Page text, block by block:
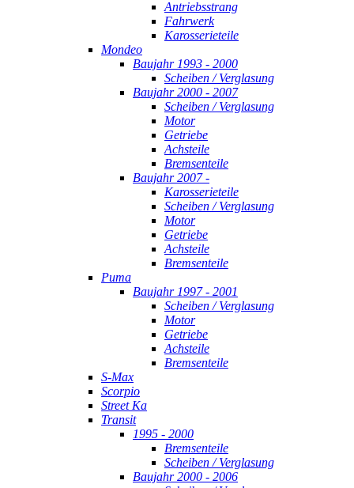
Antriebsstrang
Fahrwerk
Karosserieteile
Mondeo
Baujahr 1993 - 2000
Scheiben / Verglasung
Baujahr 2000 - 2007
Scheiben / Verglasung
Motor
Getriebe
Achsteile
Bremsenteile
Baujahr 2007 -
Karosserieteile
Scheiben / Verglasung
Motor
Getriebe
Achsteile
Bremsenteile
Puma
Baujahr 1997 - 2001
Scheiben / Verglasung
Motor
Getriebe
Achsteile
Bremsenteile
S-Max
Scorpio
Street Ka
Transit
1995 - 2000
Bremsenteile
Scheiben / Verglasung
Baujahr 2000 - 2006